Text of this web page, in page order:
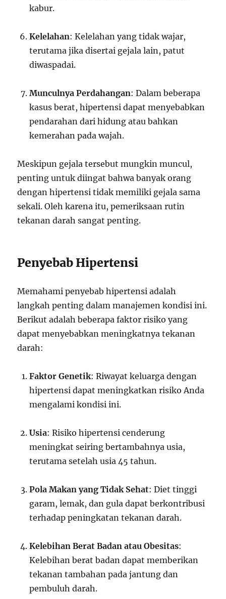
kabur.
Kelelahan: Kelelahan yang tidak wajar,
terutama jika disertai gejala lain, patut
diwaspadai.
Munculnya Perdahangan: Dalam beberapa
kasus berat, hipertensi dapat menyebabkan
pendarahan dari hidung atau bahkan
kemerahan pada wajah.
Meskipun gejala tersebut mungkin muncul,
penting untuk diingat bahwa banyak orang
dengan hipertensi tidak memiliki gejala sama
sekali. Oleh karena itu, pemeriksaan rutin
tekanan darah sangat penting.
Penyebab Hipertensi
Memahami penyebab hipertensi adalah
langkah penting dalam manajemen kondisi ini.
Berikut adalah beberapa faktor risiko yang
dapat menyebabkan meningkatnya tekanan
darah:
Faktor Genetik: Riwayat keluarga dengan
hipertensi dapat meningkatkan risiko Anda
mengalami kondisi ini.
Usia: Risiko hipertensi cenderung
meningkat seiring bertambahnya usia,
terutama setelah usia 45 tahun.
Pola Makan yang Tidak Sehat: Diet tinggi
garam, lemak, dan gula dapat berkontribusi
terhadap peningkatan tekanan darah.
Kelebihan Berat Badan atau Obesitas:
Kelebihan berat badan dapat memberikan
tekanan tambahan pada jantung dan
pembuluh darah.